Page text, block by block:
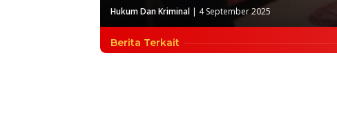
Hukum Dan Kriminal | 4 September 2025
Berita Terkait